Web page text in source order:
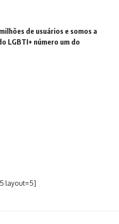
de usuários e somos a
LGBTI+ número um do
layout=5]